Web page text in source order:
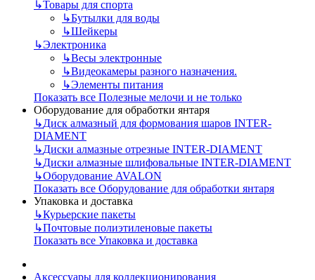
↳Товары для спорта
↳Бутылки для воды
↳Шейкеры
↳Электроника
↳Весы электронные
↳Видеокамеры разного назначения.
↳Элементы питания
Показать все Полезные мелочи и не только
Оборудование для обработки янтаря
↳Диск алмазный для формования шаров INTER-
DIAMENT
↳Диски алмазные отрезные INTER-DIAMENT
↳Диски алмазные шлифовальные INTER-DIAMENT
↳Оборудование AVALON
Показать все Оборудование для обработки янтаря
Упаковка и доставка
↳Курьерские пакеты
↳Почтовые полиэтиленовые пакеты
Показать все Упаковка и доставка
Аксессуары для коллекционирования